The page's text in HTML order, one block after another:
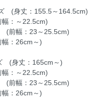
(身丈：155.5～164.5cm)
：～22.5cm)
(前幅：23～25.5cm)
：26cm～)
(身丈：165cm～)
：～22.5cm)
(前幅：23～25.5cm)
：26cm～)